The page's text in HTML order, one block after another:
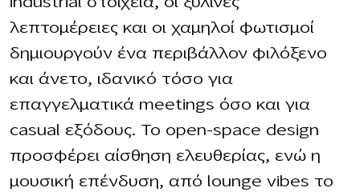
λεπτομέρειες και οι χαμηλοί φωτισμοί
δημιουργούν ένα περιβάλλον φιλόξενο
και άνετο, ιδανικό τόσο για
επαγγελματικά meetings όσο και για
casual εξόδους. Το open-space design
προσφέρει αίσθηση ελευθερίας, ενώ η
μουσική επένδυση, από lounge vibes το